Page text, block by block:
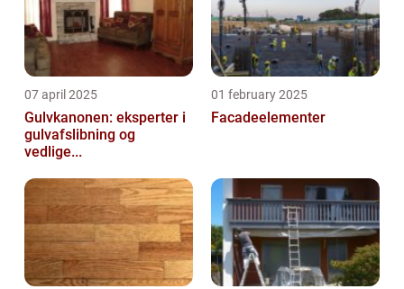
07 april 2025
Gulvkanonen: eksperter i
gulvafslibning og
vedlige...
01 february 2025
Facadeelementer